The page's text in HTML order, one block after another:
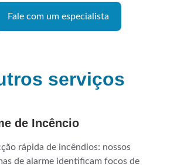
Fale com um especialista
serviços
de Incêncio
rápida de incêndios: nossos
de alarme identificam focos de